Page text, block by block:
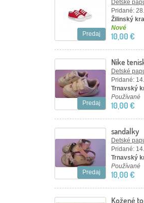
Predaj
Detské
Pridané:
Žilinský
Nové
10,00 €
Predaj
Nike
Detské
Pridané:
Trnavský
Používané
10,00 €
Predaj
sandalky
Detské
Pridané:
Trnavský
Používané
10,00 €
Kožené